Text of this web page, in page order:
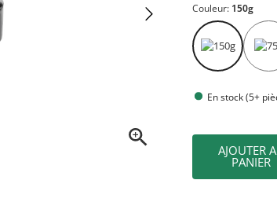
Couleur: 150g
En stock (5+
AJOUTER
PANIER